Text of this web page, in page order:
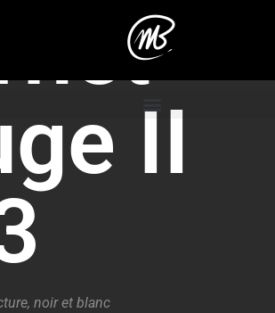
II
, noir et blanc